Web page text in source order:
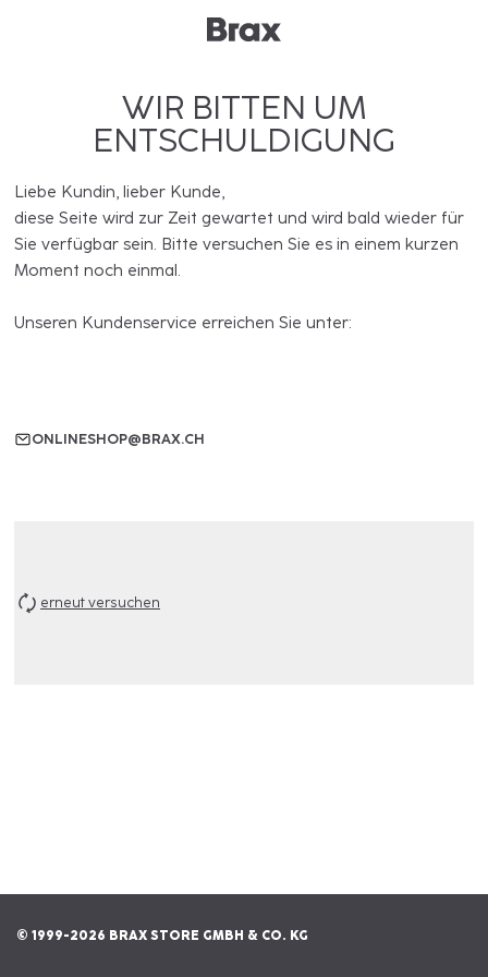
WIR BITTEN UM
ENTSCHULDIGUNG
Liebe Kundin, lieber Kunde,
diese Seite wird zur Zeit gewartet und wird bald wieder für
Sie verfügbar sein. Bitte versuchen Sie es in einem kurzen
Moment noch einmal.
Unseren Kundenservice erreichen Sie unter:
ONLINESHOP@BRAX.CH
erneut versuchen
© 1999-2026 BRAX STORE GMBH & CO. KG